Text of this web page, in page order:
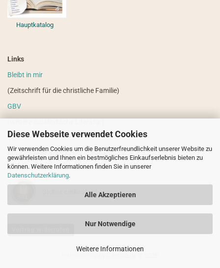
Diese Webseite verwendet Cookies
Wir verwenden Cookies um die Benutzerfreundlichkeit unserer Website zu
gewährleisten und Ihnen ein bestmögliches Einkaufserlebnis bieten zu
können. Weitere Informationen finden Sie in unserer
Datenschutzerklärung.
Alle Akzeptieren
Nur Notwendige
Weitere Informationen
Hauptkatalog
Links
Bleibt in mir
(Zeitschrift für die christliche Familie)
GBV
VdHS
(weitere evangelistische Literatur)
Sicher einkaufen!